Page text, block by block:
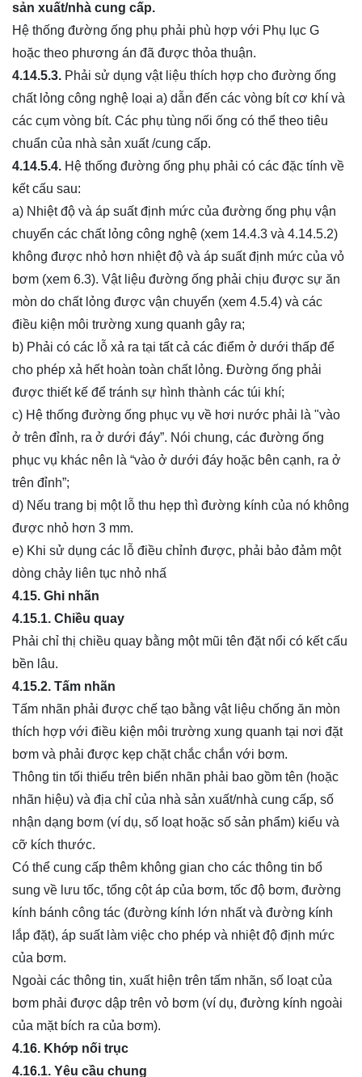
sản xuất/nhà cung cấp.
Hệ thống đường ống phụ phải phù hợp với Phụ lục G
hoặc theo phương án đã được thỏa thuận.
4.14.5.3. Phải sử dụng vật liệu thích hợp cho đường ống
chất lỏng công nghệ loại a) dẫn đến các vòng bít cơ khí và
các cụm vòng bít. Các phụ tùng nối ống có thể theo tiêu
chuẩn của nhà sản xuất /cung cấp.
4.14.5.4. Hệ thống đường ống phụ phải có các đặc tính về
kết cấu sau:
a) Nhiệt độ và áp suất định mức của đường ống phụ vận
chuyển các chất lỏng công nghệ (xem 14.4.3 và 4.14.5.2)
không được nhỏ hơn nhiệt độ và áp suất định mức của vỏ
bơm (xem 6.3). Vật liệu đường ống phải chịu được sự ăn
mòn do chất lỏng được vận chuyển (xem 4.5.4) và các
điều kiện môi trường xung quanh gây ra;
b) Phải có các lỗ xả ra tại tất cả các điểm ở dưới thấp để
cho phép xả hết hoàn toàn chất lỏng. Đường ống phải
được thiết kế để tránh sự hình thành các túi khí;
c) Hệ thống đường ống phục vụ về hơi nước phải là "vào
ở trên đỉnh, ra ở dưới đáy”. Nói chung, các đường ống
phục vụ khác nên là “vào ở dưới đáy hoặc bên cạnh, ra ở
trên đỉnh”;
d) Nếu trang bị một lỗ thu hẹp thì đường kính của nó không
được nhỏ hơn 3 mm.
e) Khi sử dụng các lỗ điều chỉnh được, phải bảo đảm một
dòng chảy liên tục nhỏ nhấ
4.15. Ghi nhãn
4.15.1. Chiều quay
Phải chỉ thị chiều quay bằng một mũi tên đặt nổi có kết cấu
bền lâu.
4.15.2. Tấm nhãn
Tấm nhãn phải được chế tạo bằng vật liệu chống ăn mòn
thích hợp với điều kiện môi trường xung quanh tại nơi đặt
bơm và phải được kẹp chặt chắc chắn với bơm.
Thông tin tối thiểu trên biển nhãn phải bao gồm tên (hoặc
nhãn hiệu) và địa chỉ của nhà sản xuất/nhà cung cấp, số
nhận dạng bơm (ví dụ, số loạt hoặc số sản phẩm) kiểu và
cỡ kích thước.
Có thể cung cấp thêm không gian cho các thông tin bổ
sung về lưu tốc, tổng cột áp của bơm, tốc độ bơm, đường
kính bánh công tác (đường kính lớn nhất và đường kính
lắp đặt), áp suất làm việc cho phép và nhiệt độ định mức
của bơm.
Ngoài các thông tin, xuất hiện trên tấm nhãn, số loạt của
bơm phải được dập trên vỏ bơm (ví dụ, đường kính ngoài
của mặt bích ra của bơm).
4.16. Khớp nối trục
4.16.1. Yêu cầu chung